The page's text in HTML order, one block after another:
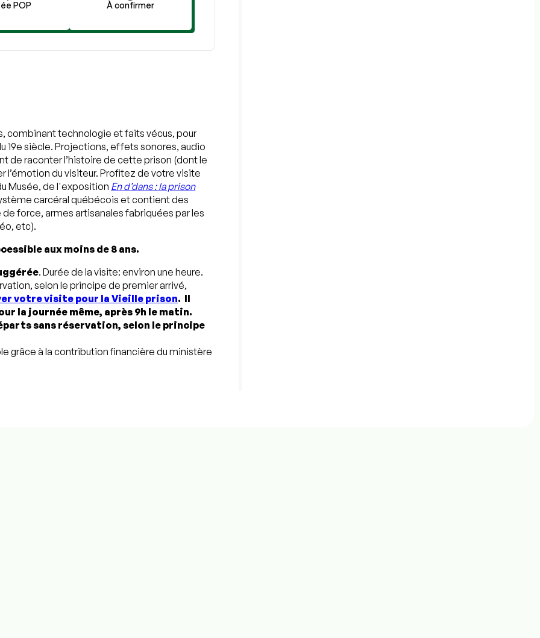
POP À confirmer
combinant technologie et faits vécus, pour
19e siècle. Projections, effets sonores, audio
de raconter l’histoire de cette prison (dont le
du visiteur. Profitez de votre visite
Musée, de l'exposition En d’dans : la prison
carcéral québécois et contient des
force, armes artisanales fabriquées par les
etc).
aux moins de 8 ans.
. Durée de la visite: environ une heure.
selon le principe de premier arrivé,
votre visite pour la Vieille prison. Il
la journée même, après 9h le matin.
sans réservation, selon le principe
grâce à la contribution financière du ministère